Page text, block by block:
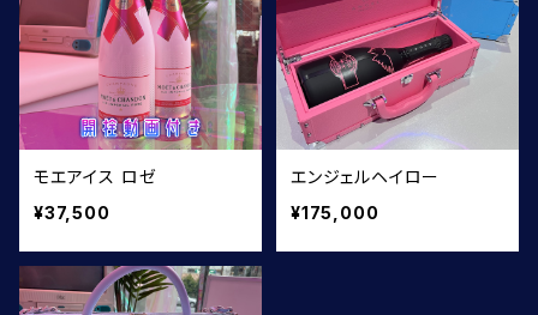
モエアイス ロゼ
¥37,500
エンジェルヘイロー
¥175,000